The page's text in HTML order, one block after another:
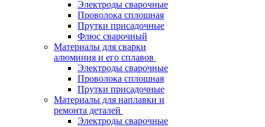
Электроды сварочные
Проволока сплошная
Прутки присадочные
Флюс сварочный
Материалы для сварки
алюминия и его сплавов
Электроды сварочные
Проволока сплошная
Прутки присадочные
Материалы для наплавки и
ремонта деталей
Электроды сварочные